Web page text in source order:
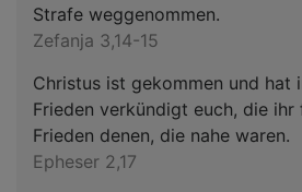
Strafe weggenommen.
Zefanja 3,14-15
Christus ist gekommen und hat
Frieden verkündigt euch, die
Frieden denen, die nahe waren.
Epheser 2,17